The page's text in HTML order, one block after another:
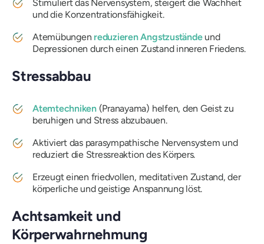
Stimuliert das Nervensystem, steigert die Wachheit
und die Konzentrationsfähigkeit.
Atemübungen reduzieren Angstzuständeund
Depressionen durch einen Zustand inneren Friedens.
Stressabbau
Atemtechniken(Pranayama) helfen, den Geist zu
beruhigen und Stress abzubauen.
Aktiviert das parasympathische Nervensystem und
reduziert die Stressreaktion des Körpers.
Erzeugt einen friedvollen, meditativen Zustand, der
körperliche und geistige Anspannung löst.
Achtsamkeit und
Körperwahrnehmung